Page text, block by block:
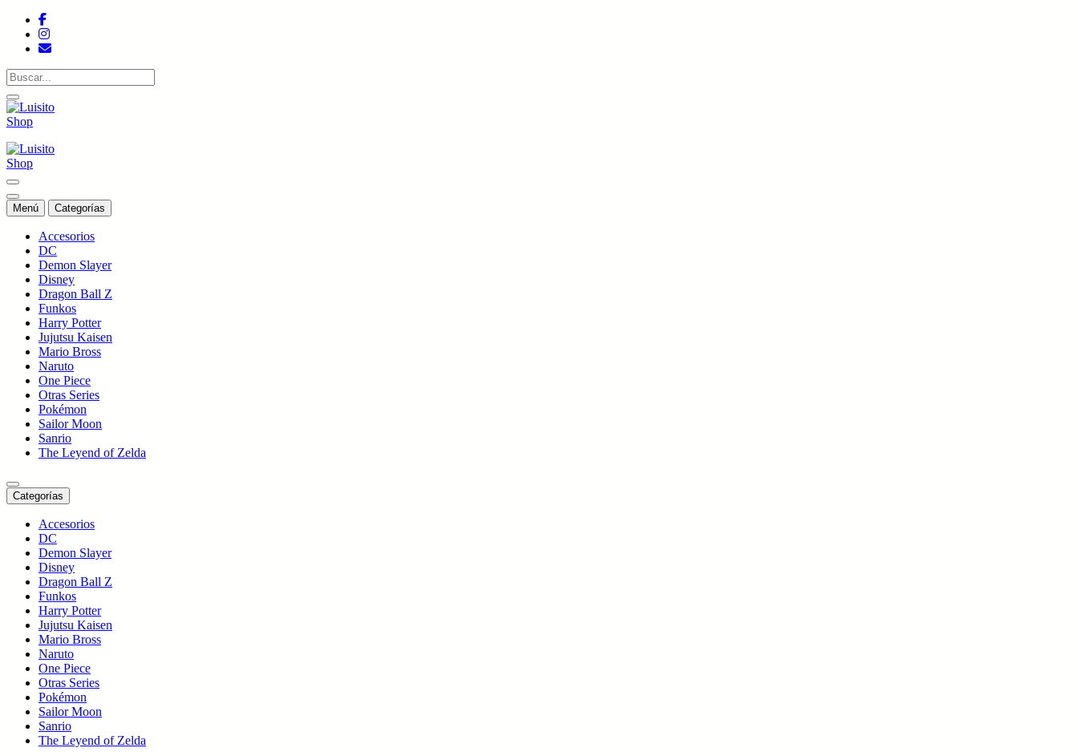
Saltar
contenido
Tienda de colecciones
Menú Categorías
Accesorios
DC
Demon Slayer
Disney
Dragon Ball Z
Funkos
Harry Potter
Jujutsu Kaisen
Mario Bross
Naruto
One Piece
Otras Series
Pokémon
Sailor Moon
Sanrio
The Leyend of Zelda
Categorías
Accesorios
DC
Demon Slayer
Disney
Dragon Ball Z
Funkos
Harry Potter
Jujutsu Kaisen
Mario Bross
Naruto
One Piece
Otras Series
Pokémon
Sailor Moon
Sanrio
The Leyend of Zelda